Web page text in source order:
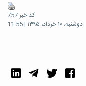
کد خبر:757
دوشنبه، ۱۰ خرداد، ۱۳۹۵ | 11:55